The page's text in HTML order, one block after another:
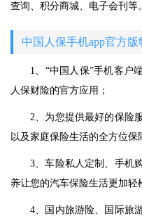
查询、积分商城、电子会刊等。
中国人保手机app官方版
1、“中国人保”手机客
人保财险的官方应用；
2、为您提供最好的保险
以及家庭保险生活的全方位保
3、车险私人定制、手机
养让您的汽车保险生活更加轻
4、国内旅游险、国际旅